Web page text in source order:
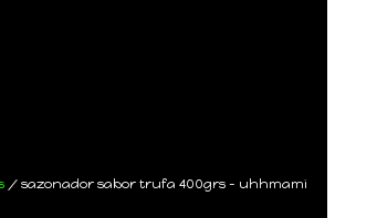
/ sazonador sabor trufa 400grs – uhhmami